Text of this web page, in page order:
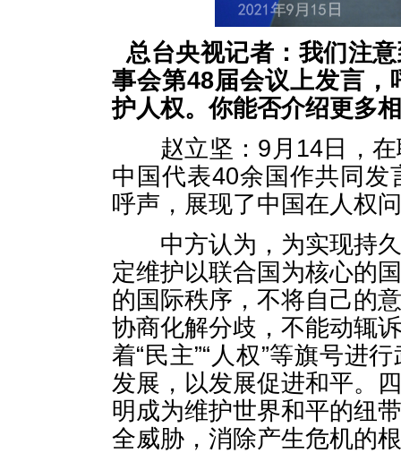
总台央视记者：我们注
事会第48届会议上发言，
护人权。你能否介绍更多
赵立坚：9月14日，在
中国代表40余国作共同
呼声，展现了中国在人权
中方认为，为实现持久
定维护以联合国为核心的
的国际秩序，不将自己的
协商化解分歧，不能动辄
着“民主”“人权”等旗号进
发展，以发展促进和平。
明成为维护世界和平的纽
全威胁，消除产生危机的